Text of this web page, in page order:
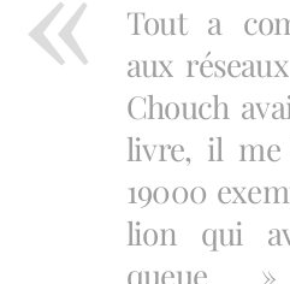
Tout a
aux
Chouch
livre, il me
19000
lion qui
queue